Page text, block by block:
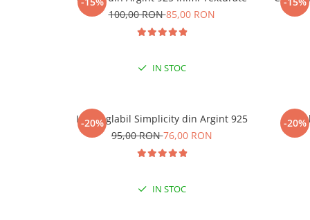
-
100,00 RON85,00 RON
IN STOC
-20%
Inel reglabil Simplicity din Argint 925
95,00 RON76,00 RON
IN STOC
-20%